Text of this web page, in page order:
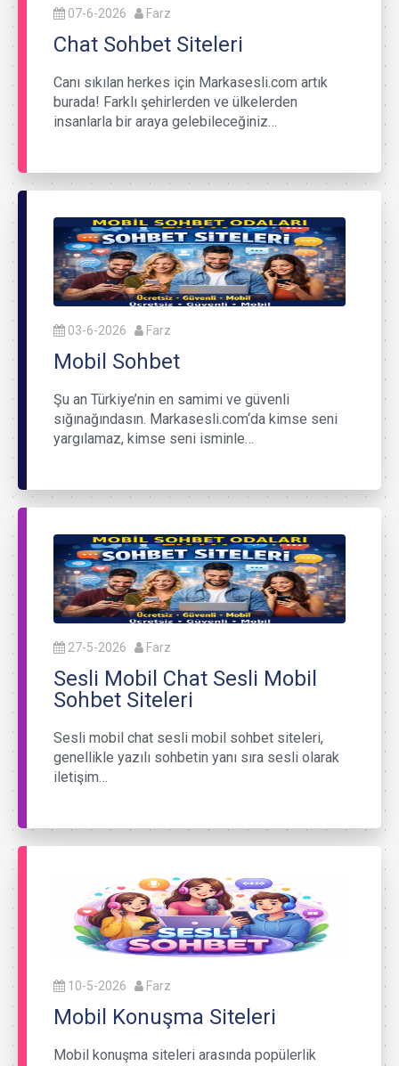
07-6-2026 Farz
Chat Sohbet Siteleri
Canı sıkılan herkes için Markasesli.com artık
burada! Farklı şehirlerden ve ülkelerden
insanlarla bir araya gelebileceğiniz…
03-6-2026 Farz
Mobil Sohbet
Şu an Türkiye’nin en samimi ve güvenli
sığınağındasın. Markasesli.com‘da kimse seni
yargılamaz, kimse seni isminle…
27-5-2026 Farz
Sesli Mobil Chat Sesli Mobil
Sohbet Siteleri
Sesli mobil chat sesli mobil sohbet siteleri,
genellikle yazılı sohbetin yanı sıra sesli olarak
iletişim…
10-5-2026 Farz
Mobil Konuşma Siteleri
Mobil konuşma siteleri arasında popülerlik